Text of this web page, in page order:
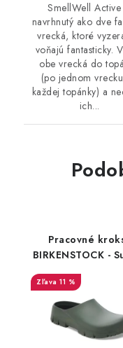
SmellWell
navrhnutý ako dve
vrecká, ktoré
voňajú fantasticky.
obe vrecká do
(po jednom
každej topánky) a
ich...
Pracovné
BIRKENSTOCK -
Birki 2.0 zelená
152921
11 %